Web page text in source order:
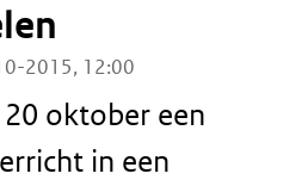
2015, 12:00
oktober een
in een